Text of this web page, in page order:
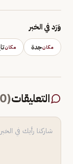
وَرَد في الخبر
مكانجدة مكان
التعليقات(
0